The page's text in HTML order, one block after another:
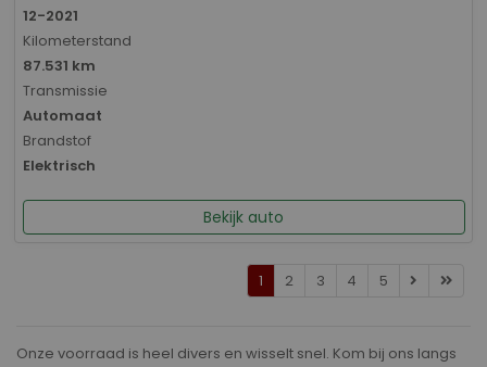
12-2021
Kilometerstand
87.531 km
Transmissie
Automaat
Brandstof
Elektrisch
Bekijk auto
1 2 3 4 5
Onze voorraad is heel divers en wisselt snel. Kom bij ons langs